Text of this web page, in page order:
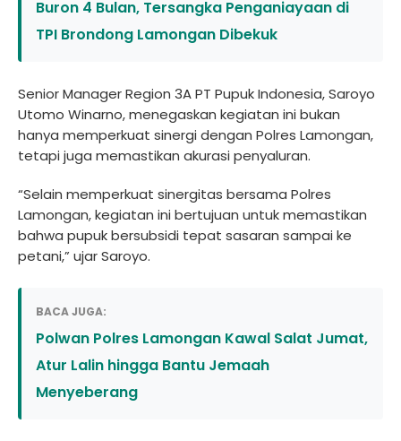
Buron 4 Bulan, Tersangka Penganiayaan di
TPI Brondong Lamongan Dibekuk
Senior Manager Region 3A PT Pupuk Indonesia, Saroyo
Utomo Winarno, menegaskan kegiatan ini bukan
hanya memperkuat sinergi dengan Polres Lamongan,
tetapi juga memastikan akurasi penyaluran.
“Selain memperkuat sinergitas bersama Polres
Lamongan, kegiatan ini bertujuan untuk memastikan
bahwa pupuk bersubsidi tepat sasaran sampai ke
petani,” ujar Saroyo.
BACA JUGA:
Polwan Polres Lamongan Kawal Salat Jumat,
Atur Lalin hingga Bantu Jemaah
Menyeberang